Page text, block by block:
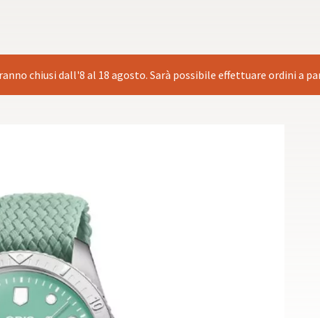
chiusi dall'8 al 18 agosto. Sarà possibile effettuare ordini a